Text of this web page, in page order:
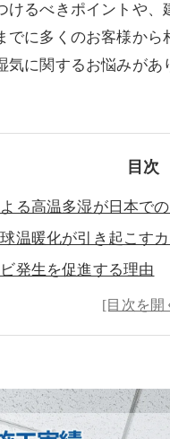
るべきポイントや
に多くのお客様か
に関するお悩みが
目次
る高温多湿が日本で
温暖化が引き起こす
発生を促進する理由
の発生場所とリスク
える影響
管理と結露対策の方法
徴とカビ対策事例